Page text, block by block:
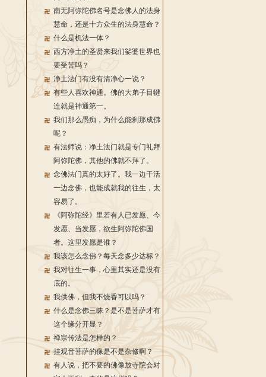
南无阿弥陀佛名号是念佛人的法身
慧命，还是十方众生的法身慧命？
什么是机法一体？
西方净土的圣贤来我们娑婆世界也
要受苦吗？
净土法门有没有清净心一说？
有些人喜欢神通。佛的大弟子目犍
连就是神通第一。
我们那么愚痴，为什么能刹那成佛
呢？
有法师说：净土法门就是专门礼拜
阿弥陀佛，其他的佛就不拜了。
念佛法门真的太好了。我一边干活
一边念佛，也能成就我的往生，太
容易了。
《阿弥陀经》里若有人已发愿、今
发愿、当发愿，欲生阿弥陀佛国
者。这里发愿是谁？
我该怎么念佛？每天念多少达标？
我对往生一事，心里其实还是没有
底的。
我供佛，但我不烧香可以吗？
什么是念佛三昧？是不是菩萨才有
这个缘分开显？
禅宗传法是怎样的？
挂观音菩萨的像是不是杂修啊？
有人说，把不要的佛像放寺院会对